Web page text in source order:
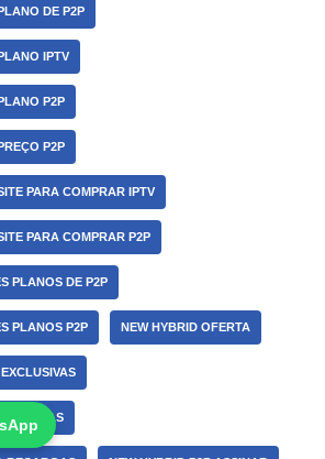
DE P2P
IPTV
P2P
P2P
PARA COMPRAR IPTV
PARA COMPRAR P2P
PLANOS DE P2P
PLANOS P2P NEW HYBRID OFERTA